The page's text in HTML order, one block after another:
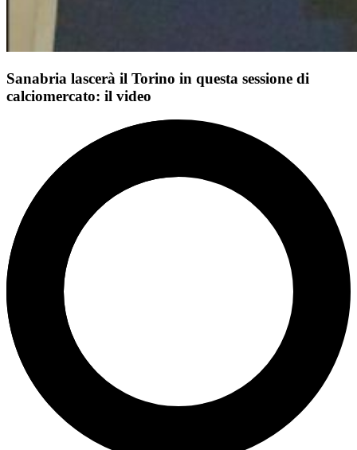
Sanabria lascerà il Torino in questa sessione di
calciomercato: il video